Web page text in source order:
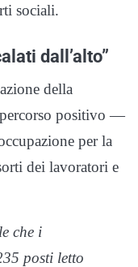
sociali.
dall’alto”
della
positivo —
per la
dei lavoratori e
che i
posti letto